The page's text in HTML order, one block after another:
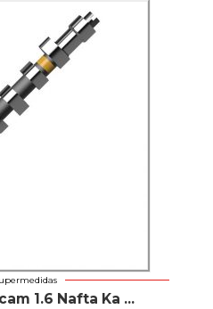
1.6 Nafta Ka ...